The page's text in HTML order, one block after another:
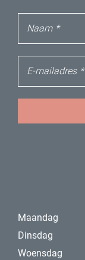
Naam *
E-mailadres *
Maandag
Dinsdag
Woensdag